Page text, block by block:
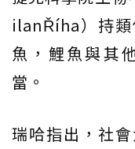
ilanŘíha）持
魚，鯉魚與其
當。
瑞哈指出，社